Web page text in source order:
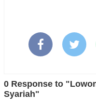
0 Response to
Syariah"